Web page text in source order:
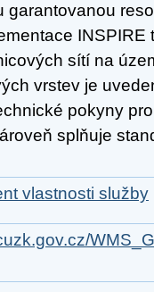
garantovanou
INSPIRE
sítí na
vrstev je
pokyny
splňuje
vlastnosti služby